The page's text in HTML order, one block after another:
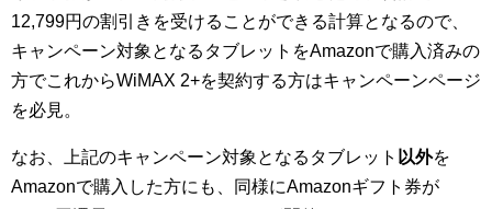
12,799円の割引きを受けることができる計算となるので、
キャンペーン対象となるタブレットをAmazonで購入済みの
方でこれからWiMAX 2+を契約する方はキャンペーンページ
を必見。
なお、上記のキャンペーン対象となるタブレット 以外を
Amazonで購入した方にも、同様にAmazonギフト券が